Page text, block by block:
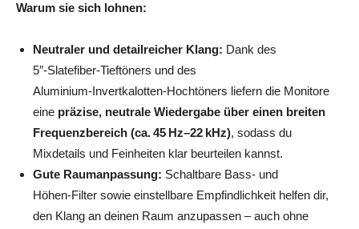
Warum sie sich lohnen:
Neutraler und detailreicher Klang: Dank des
5″‑Slatefiber‑Tieftöners und des
Aluminium‑Invertkalotten‑Hochtöners liefern die Monitore
eine präzise, neutrale Wiedergabe über einen breiten
Frequenzbereich (ca. 45 Hz–22 kHz), sodass du
Mixdetails und Feinheiten klar beurteilen kannst.
Gute Raumanpassung: Schaltbare Bass‑ und
Höhen‑Filter sowie einstellbare Empfindlichkeit helfen dir,
den Klang an deinen Raum anzupassen – auch ohne